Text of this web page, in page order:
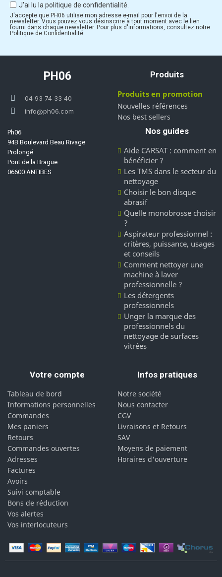
J'ai lu la politique de confidentialité.
J'accepte que PH06 utilise mon adresse e-mail pour l'envoi de la
newsletter. Vous pouvez vous désinscrire à tout moment avec le lien
fourni dans chaque newsletter. Pour plus d'informations, consultez notre
Politique de Confidentialité.
PH06
04 93 74 33 40
info@ph06.com
Ph06
94B Boulevard Beau Rivage
Prolongé
Pont de la Brague
06600 ANTIBES
Produits
Produits en promotion
Nouvelles références
Nos best sellers
Nos guides
Aide CARSAT : comment en
bénéficier ?
Les TMS dans le secteur du
nettoyage
Choisir le bon disque
abrasif
Quelle monobrosse choisir
?
Aspirateur professionnel :
critères, puissance, usages
et conseils
Comment nettoyer une
machine à laver
professionnelle ?
Les détergents
professionnels
Unger la marque des
professionnels du
nettoyage de surfaces
vitrées
Votre compte
Tableau de bord
Informations personnelles
Commandes
Mes paniers
Retours
Commandes ouvertes
Adresses
Factures
Avoirs
Suivi comptable
Bons de réduction
Vos alertes
Vos interlocuteurs
Infos pratiques
Notre société
Nous contacter
CGV
Livraisons et Retours
SAV
Moyens de paiement
Horaires d'ouverture